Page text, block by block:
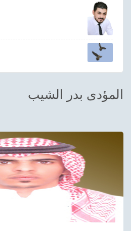
ترفيهي
Asian
Foreign
Sudani tones
المؤدى بدر الشيب